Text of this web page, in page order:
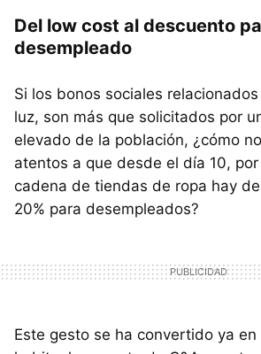
Del low cost al descuento
desempleado
Si los bonos sociales
luz, son más que solicitados por
elevado de la población, ¿cómo
atentos a que desde el día 10,
cadena de tiendas de ropa hay
20% para desempleados?
Este gesto se ha convertido ya